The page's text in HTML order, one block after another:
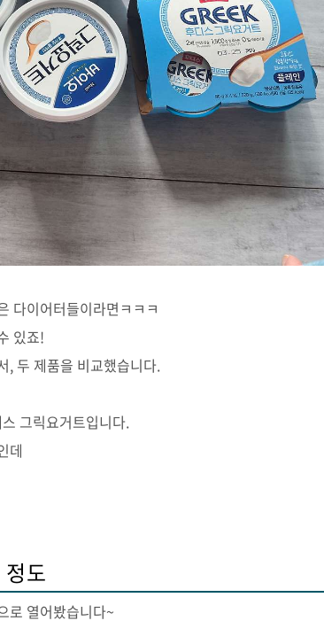
다이어터들이라면ㅋㅋㅋ
있죠!
, 두 제품을 비교했습니다.
그릭요거트입니다.
데
도
로 열어봤습니다~